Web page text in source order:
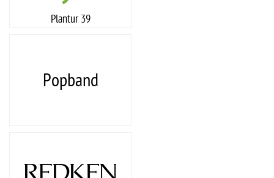
Plantur 39
Popband